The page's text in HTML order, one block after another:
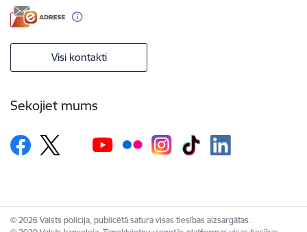
Visi kontakti
Sekojiet mums
© 2026 Valsts policija, publicētā satura visas tiesības aizsargātas.